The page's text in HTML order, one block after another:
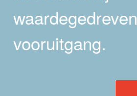
waardegedreven
vooruitgang.